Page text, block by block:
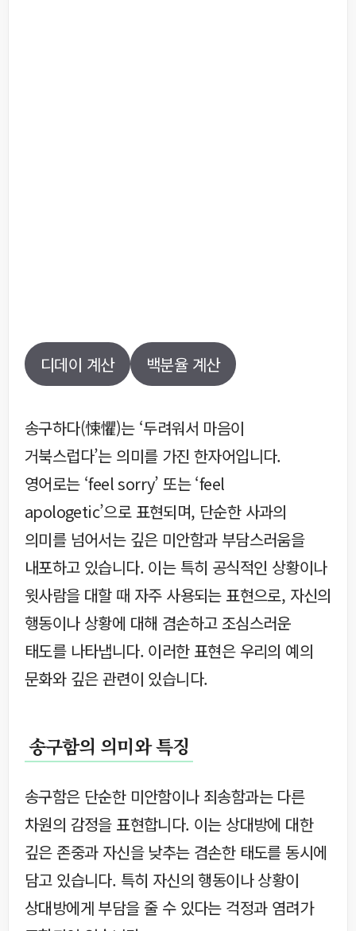
디데이 계산 백분율 계산
송구하다(悚懼)는 ‘두려워서 마음이
거북스럽다’는 의미를 가진 한자어입니다.
영어로는 ‘feel sorry’ 또는 ‘feel
apologetic’으로 표현되며, 단순한 사과의
의미를 넘어서는 깊은 미안함과 부담스러움을
내포하고 있습니다. 이는 특히 공식적인 상황이나
윗사람을 대할 때 자주 사용되는 표현으로, 자신의
행동이나 상황에 대해 겸손하고 조심스러운
태도를 나타냅니다. 이러한 표현은 우리의 예의
문화와 깊은 관련이 있습니다.
송구함의 의미와 특징
송구함은 단순한 미안함이나 죄송함과는 다른
차원의 감정을 표현합니다. 이는 상대방에 대한
깊은 존중과 자신을 낮추는 겸손한 태도를 동시에
담고 있습니다. 특히 자신의 행동이나 상황이
상대방에게 부담을 줄 수 있다는 걱정과 염려가